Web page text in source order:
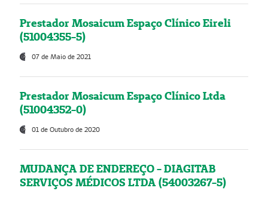
Prestador Mosaicum Espaço Clínico Eireli
(51004355-5)
07 de Maio de 2021
Prestador Mosaicum Espaço Clínico Ltda
(51004352-0)
01 de Outubro de 2020
MUDANÇA DE ENDEREÇO - DIAGITAB
SERVIÇOS MÉDICOS LTDA (54003267-5)